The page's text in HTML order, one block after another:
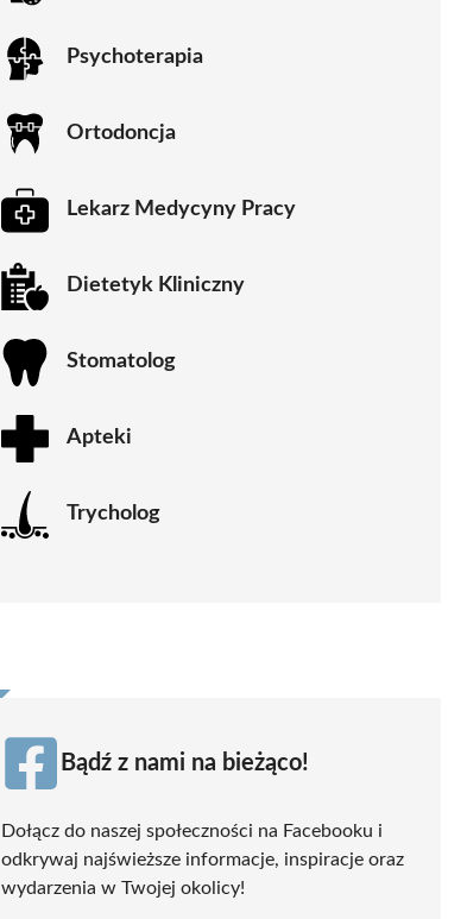
Psychoterapia
Ortodoncja
Lekarz Medycyny Pracy
Dietetyk Kliniczny
Stomatolog
Apteki
Trycholog
Bądź z nami na bieżąco!
Dołącz do naszej społeczności na Facebooku i
odkrywaj najświeższe informacje, inspiracje oraz
wydarzenia w Twojej okolicy!